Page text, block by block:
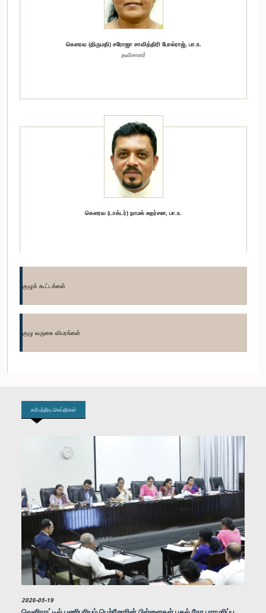
கௌரவ (திருமதி) சரோஜா சாவித்திரி போல்ராஜ், பா.உ.
தவிசாளர்
கௌரவ (டாக்டர்) நாமல் சுதர்சன, பா.உ.
கௌரவ (டாக்டர்) பத்மநாதன் சத்தியலிங்கம், பா.உ.
உறுப்பினர்
குழுக் கூட்டங்கள்
குழு வருகை விபரங்கள்
சமீபத்திய செய்திகள்
2026-05-19